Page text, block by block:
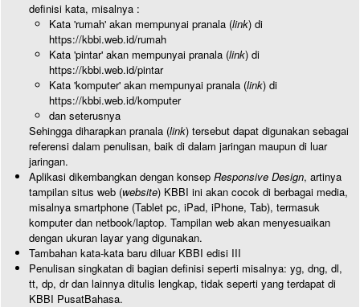
definisi kata, misalnya :
Kata 'rumah' akan mempunyai pranala (link) di
https://kbbi.web.id/rumah
Kata 'pintar' akan mempunyai pranala (link) di
https://kbbi.web.id/pintar
Kata 'komputer' akan mempunyai pranala (link) di
https://kbbi.web.id/komputer
dan seterusnya
Sehingga diharapkan pranala (link) tersebut dapat digunakan sebagai
referensi dalam penulisan, baik di dalam jaringan maupun di luar
jaringan.
Aplikasi dikembangkan dengan konsep Responsive Design, artinya
tampilan situs web (website) KBBI ini akan cocok di berbagai media,
misalnya smartphone (Tablet pc, iPad, iPhone, Tab), termasuk
komputer dan netbook/laptop. Tampilan web akan menyesuaikan
dengan ukuran layar yang digunakan.
Tambahan kata-kata baru diluar KBBI edisi III
Penulisan singkatan di bagian definisi seperti misalnya: yg, dng, dl,
tt, dp, dr dan lainnya ditulis lengkap, tidak seperti yang terdapat di
KBBI PusatBahasa.